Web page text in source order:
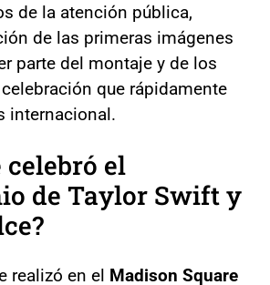
de la atención pública,
de las primeras imágenes
parte del montaje y de los
que rápidamente
internacional.
celebró el
de Taylor Swift y
realizó en el Madison Square